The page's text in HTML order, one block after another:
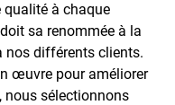
qualité à chaque
sa renommée à la
nos différents clients.
œuvre pour améliorer
nous sélectionnons